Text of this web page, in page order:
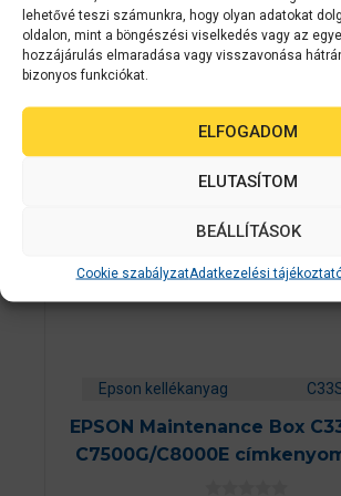
lehetővé teszi számunkra, hogy olyan adatokat
oldalon, mint a böngészési viselkedés vagy az
hozzájárulás elmaradása vagy visszavonása
bizonyos funkciókat.
ELFOGADOM
ELUTASÍTOM
BEÁLLÍTÁSOK
Cookie szabályzatAdatkezelési
Epson kellékanyag
EPSON Maintenance Box
C7500G/C8000E